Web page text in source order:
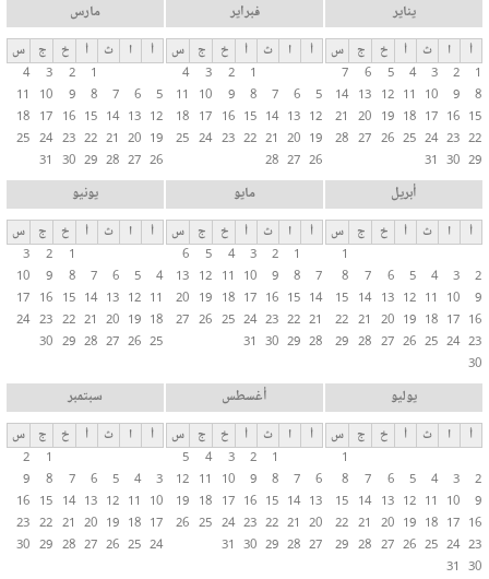
ب
ا
ت
ا
ل
أ
ا
س
ي
ة
يناير
أ ا ث أ خ ج
س
1
2
3
4
5
6
7
8
9
10
11
12
13
14
15
16
17
18
19
20
21
22
23
24
25
26
27
28
29
30
31
فبراير
أ ا ث أ خ ج
س
1
2
3
4
5
6
7
8
9
10
11
12
13
14
15
16
17
18
19
20
21
22
23
24
25
26
27
28
مارس
أ ا ث أ خ ج
س
1
2
3
4
5
6
7
8
9
10
11
12
13
14
15
16
17
18
19
20
21
22
23
24
25
26
27
28
29
30
31
أبريل
أ ا ث أ خ ج
س
1
2
3
4
5
6
7
8
9
10
11
12
13
14
15
16
17
18
19
20
21
22
23
24
25
26
27
28
29
30
مايو
أ ا ث أ خ ج
س
1
2
3
4
5
6
7
8
9
10
11
12
13
14
15
16
17
18
19
20
21
22
23
24
25
26
27
28
29
30
31
يونيو
أ ا ث أ خ ج
س
1
2
3
4
5
6
7
8
9
10
11
12
13
14
15
16
17
18
19
20
21
22
23
24
25
26
27
28
29
30
يوليو
أ ا ث أ خ ج
س
1
2
3
4
5
6
7
8
9
10
11
12
13
14
15
16
17
18
19
20
21
22
23
24
25
26
27
28
29
30
31
أغسطس
أ ا ث أ خ ج
س
1
2
3
4
5
6
7
8
9
10
11
12
13
14
15
16
17
18
19
20
21
22
23
24
25
26
27
28
29
30
31
سبتمبر
أ ا ث أ خ ج
س
1
2
3
4
5
6
7
8
9
10
11
12
13
14
15
16
17
18
19
20
21
22
23
24
25
26
27
28
29
30